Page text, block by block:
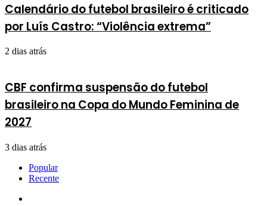
Calendário do futebol brasileiro é criticado
por Luís Castro: “Violência extrema”
2 dias atrás
CBF confirma suspensão do futebol
brasileiro na Copa do Mundo Feminina de
2027
3 dias atrás
Popular
Recente